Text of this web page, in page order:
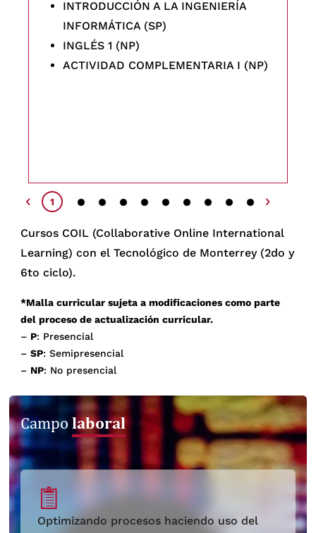
INTRODUCCIÓN A LA INGENIERÍA
INFORMÁTICA (SP)
INGLÉS 1 (NP)
ACTIVIDAD COMPLEMENTARIA I (NP)
1 2 3 4 5 6 7 8 9 10
Cursos COIL (Collaborative Online International
Learning) con el Tecnológico de Monterrey (2do y
6to ciclo).
*Malla curricular sujeta a modificaciones como parte
del proceso de actualización curricular.
– P: Presencial
–SP: Semipresencial
– NP: No presencial
Campolaboral
Optimizando procesos haciendo uso del